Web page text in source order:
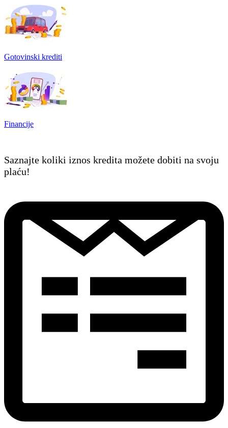
Gotovinski krediti
Financije
Saznajte koliki iznos kredita možete dobiti na svoju
plaću!